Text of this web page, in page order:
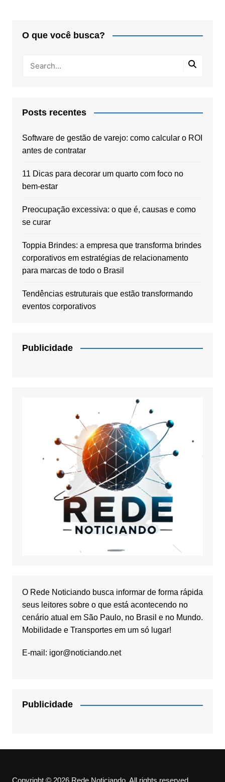
O que você busca?
Posts recentes
Software de gestão de varejo: como calcular o ROI
antes de contratar
11 Dicas para decorar um quarto com foco no
bem-estar
Preocupação excessiva: o que é, causas e como
se curar
Toppia Brindes: a empresa que transforma brindes
corporativos em estratégias de relacionamento
para marcas de todo o Brasil
Tendências estruturais que estão transformando
eventos corporativos
Publicidade
O Rede Noticiando busca informar de forma rápida
seus leitores sobre o que está acontecendo no
cenário atual em São Paulo, no Brasil e no Mundo.
Mobilidade e Transportes em um só lugar!
E-mail: igor@noticiando.net
Publicidade